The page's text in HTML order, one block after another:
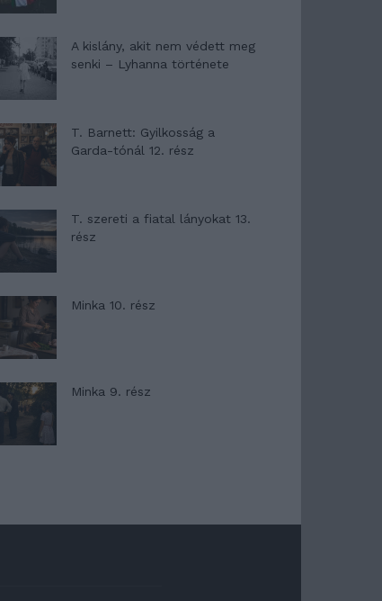
A kislány, akit nem védett meg
senki – Lyhanna története
T. Barnett: Gyilkosság a
Garda-tónál 12. rész
T. szereti a fiatal lányokat 13.
rész
Minka 10. rész
Minka 9. rész